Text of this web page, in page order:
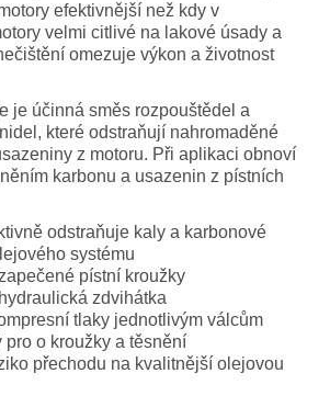
efektivnější než kdy v
velmi citlivé na lakové úsady a
omezuje výkon a životnost
je účinná směs rozpouštědel a
které odstraňují nahromaděné
z motoru. Při aplikaci obnoví
karbonu a usazenin z pístních
odstraňuje kaly a karbonové
systému
pístní kroužky
zdvihátka
tlaky jednotlivým válcům
pro o kroužky a těsnění
přechodu na kvalitnější olejovou